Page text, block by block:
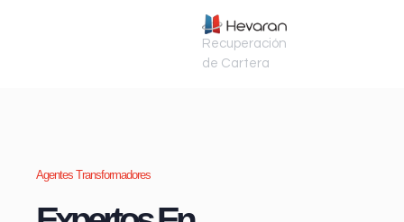
Recuperación
de Cartera
Agentes Transformadores